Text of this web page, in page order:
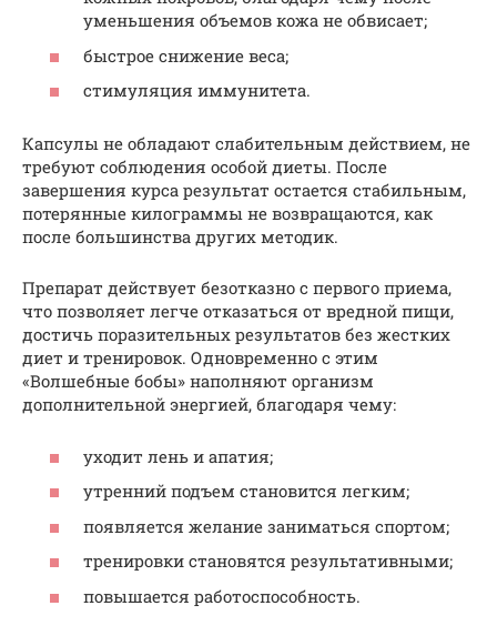
уменьшения объемов кожа не обвисает;
быстрое снижение веса;
стимуляция иммунитета.
Капсулы не обладают слабительным действием, не
требуют соблюдения особой диеты. После
завершения курса результат остается стабильным,
потерянные килограммы не возвращаются, как
после большинства других методик.
Препарат действует безотказно с первого приема,
что позволяет легче отказаться от вредной пищи,
достичь поразительных результатов без жестких
диет и тренировок. Одновременно с этим
«Волшебные бобы» наполняют организм
дополнительной энергией, благодаря чему:
уходит лень и апатия;
утренний подъем становится легким;
появляется желание заниматься спортом;
тренировки становятся результативными;
повышается работоспособность.